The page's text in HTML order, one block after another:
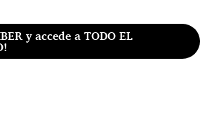
y accede a TODO EL